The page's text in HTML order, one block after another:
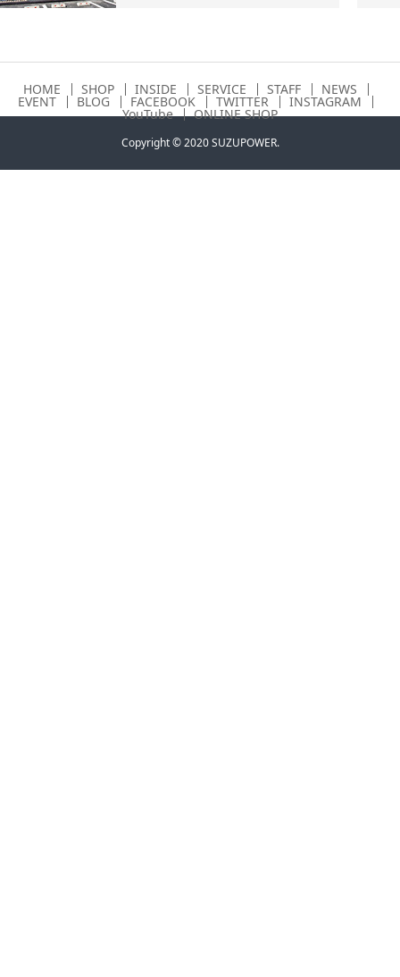
HOME SHOP INSIDE SERVICE STAFF NEWS
EVENT BLOG FACEBOOK TWITTER INSTAGRAM
YouTube ONLINE SHOP
Copyright © 2020 SUZUPOWER.